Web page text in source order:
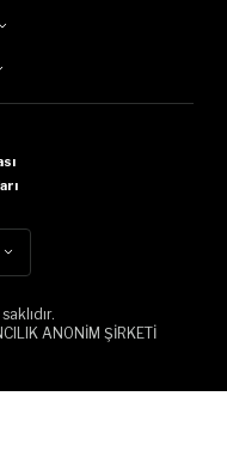
ANONİM ŞİRKETİ